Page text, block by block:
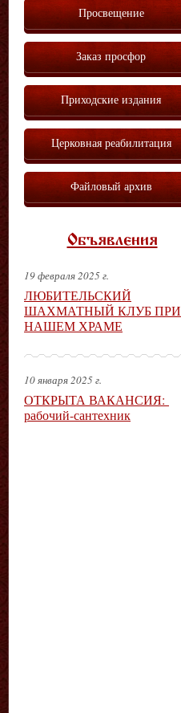
Просвещение
Заказ просфор
Приходские издания
Церковная реабилитация
Файловый архив
Объявления
19 февраля 2025 г.
ЛЮБИТЕЛЬСКИЙ
ШАХМАТНЫЙ КЛУБ ПРИ
НАШЕМ ХРАМЕ
10 января 2025 г.
ОТКРЫТА ВАКАНСИЯ:
рабочий-сантехник